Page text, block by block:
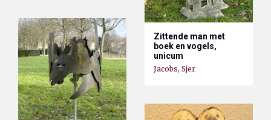
Zittende man met
boek en vogels,
unicum
Jacobs, Sjer